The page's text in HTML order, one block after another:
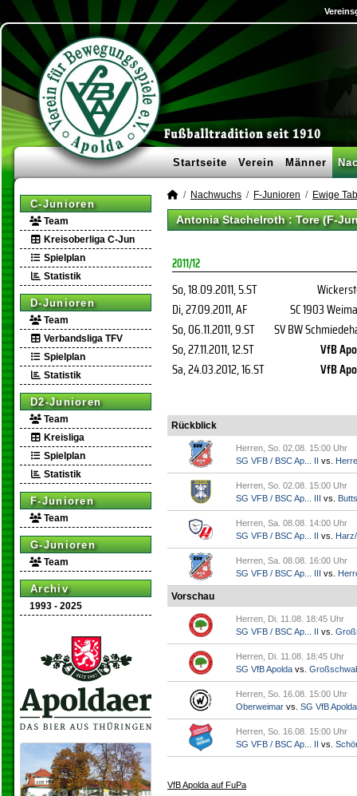
Startseite Verein Männer
C-Junioren
Team
Kreisoberliga C-Jun
Spielplan
Statistik
D-Junioren
Team
Verbandsliga TFV
Spielplan
Statistik
D2-Junioren
Team
Kreisliga
Spielplan
Statistik
F-Junioren
Team
G-Junioren
Team
Archiv
1993 - 2025
Nachwuchs F-Junioren Ewige
Antonia Stachelroth : Tore (F-
2011/12
So, 18.09.2011, 5.ST
Di, 27.09.2011, AF
SC 1903
So, 06.11.2011, 9.ST
SV BW
So, 27.11.2011, 12.ST
VfB
Sa, 24.03.2012, 16.ST VfB
Rückblick
Herren, So. 02.08. 15:00 Uhr
SG VFB / BSC Ap... II vs.
Herren, So. 02.08. 15:00 Uhr
SG VFB / BSC Ap... III vs.
Herren, Sa. 08.08. 14:00 Uhr
SG VFB / BSC Ap... II vs.
Herren, Sa. 08.08. 16:00 Uhr
SG VFB / BSC Ap... III vs.
Vorschau
Herren, Di. 11.08. 18:45 Uhr
SG VFB / BSC Ap... II vs.
Herren, Di. 11.08. 18:45 Uhr
SG VfB Apolda vs.
Herren, So. 16.08. 15:00 Uhr
Oberweimar vs. SG VfB Apolda
Herren, So. 16.08. 15:00 Uhr
SG VFB / BSC Ap... II vs.
VfB Apolda auf FuPa